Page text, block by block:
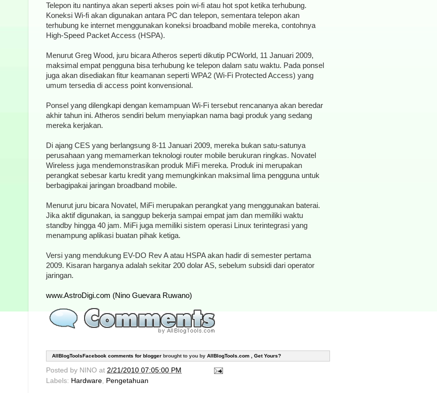
Telepon itu nantinya akan seperti akses poin wi-fi atau hot spot ketika terhubung.
Koneksi Wi-fi akan digunakan antara PC dan telepon, sementara telepon akan
terhubung ke internet menggunakan koneksi broadband mobile mereka, contohnya
High-Speed Packet Access (HSPA).
Menurut Greg Wood, juru bicara Atheros seperti dikutip PCWorld, 11 Januari 2009,
maksimal empat pengguna bisa terhubung ke telepon dalam satu waktu. Pada ponsel
juga akan disediakan fitur keamanan seperti WPA2 (Wi-Fi Protected Access) yang
umum tersedia di access point konvensional.
Ponsel yang dilengkapi dengan kemampuan Wi-Fi tersebut rencananya akan beredar
akhir tahun ini. Atheros sendiri belum menyiapkan nama bagi produk yang sedang
mereka kerjakan.
Di ajang CES yang berlangsung 8-11 Januari 2009, mereka bukan satu-satunya
perusahaan yang memamerkan teknologi router mobile berukuran ringkas. Novatel
Wireless juga mendemonstrasikan produk MiFi mereka. Produk ini merupakan
perangkat sebesar kartu kredit yang memungkinkan maksimal lima pengguna untuk
berbagipakai jaringan broadband mobile.
Menurut juru bicara Novatel, MiFi merupakan perangkat yang menggunakan baterai.
Jika aktif digunakan, ia sanggup bekerja sampai empat jam dan memiliki waktu
standby hingga 40 jam. MiFi juga memiliki sistem operasi Linux terintegrasi yang
menampung aplikasi buatan pihak ketiga.
Versi yang mendukung EV-DO Rev A atau HSPA akan hadir di semester pertama
2009. Kisaran harganya adalah sekitar 200 dolar AS, sebelum subsidi dari operator
jaringan.
www.AstroDigi.com (Nino Guevara Ruwano)
AllBlogToolsFacebook comments for blogger brought to you by AllBlogTools.com , Get Yours?
Posted by NINO at 2/21/2010 07:05:00 PM
Labels: Hardware, Pengetahuan